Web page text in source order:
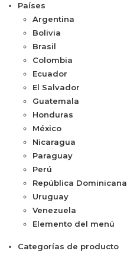
Países
Argentina
Bolivia
Brasil
Colombia
Ecuador
El Salvador
Guatemala
Honduras
México
Nicaragua
Paraguay
Perú
República Dominicana
Uruguay
Venezuela
Elemento del menú
Categorías de producto